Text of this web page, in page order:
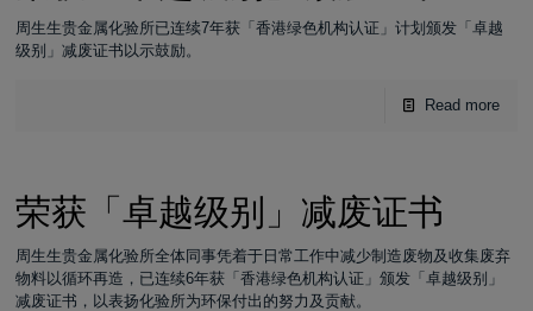
周生生贵金属化验所已连续7年获「香港绿色机构认证」计划颁发「卓越
级别」减废证书以示鼓励。
Read more
荣获「卓越级别」减废证书
周生生贵金属化验所全体同事凭着于日常工作中减少制造废物及收集废弃
物料以循环再造，已连续6年获「香港绿色机构认证」颁发「卓越级别」
减废证书，以表扬化验所为环保付出的努力及贡献。